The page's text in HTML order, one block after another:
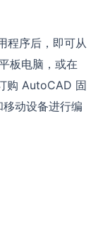
程序后，即可从
板电脑，或在
购 AutoCAD 固
动设备进行编